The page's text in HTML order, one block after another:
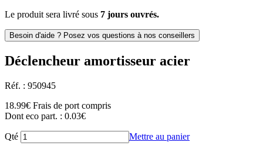
Le produit sera livré sous 7 jours ouvrés.
Déclencheur amortisseur acier
Réf. : 950945
18.99€ Frais de port compris
Dont eco part. : 0.03€
Qté Mettre au panier